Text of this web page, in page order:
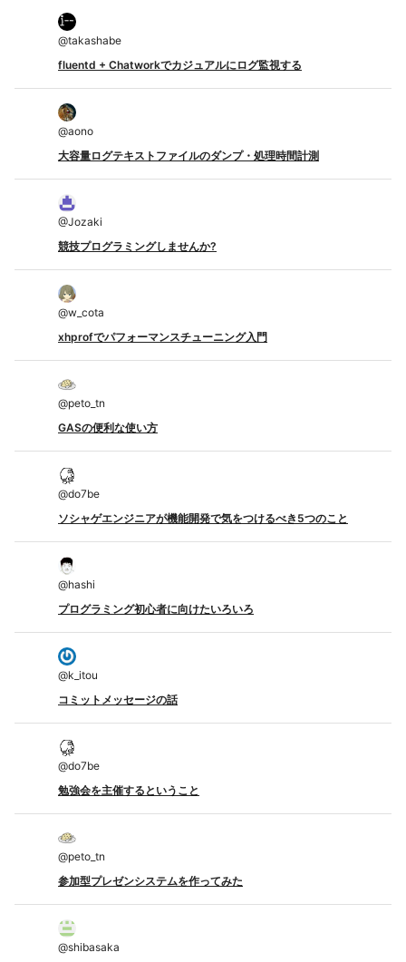
@takashabe
fluentd + Chatworkでカジュアルにログ監視する
@aono
大容量ログテキストファイルのダンプ・処理時間計測
@Jozaki
競技プログラミングしませんか?
@w_cota
xhprofでパフォーマンスチューニング入門
@peto_tn
GASの便利な使い方
@do7be
ソシャゲエンジニアが機能開発で気をつけるべき5つのこと
@hashi
プログラミング初心者に向けたいろいろ
@k_itou
コミットメッセージの話
@do7be
勉強会を主催するということ
@peto_tn
参加型プレゼンシステムを作ってみた
@shibasaka